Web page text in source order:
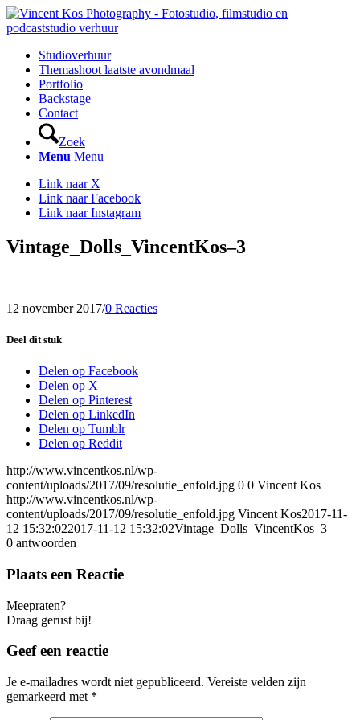
Studioverhuur
Themashoot laatste avondmaal
Portfolio
Backstage
Contact
Zoek
Menu Menu
Link naar X
Link naar Facebook
Link naar Instagram
Vintage_Dolls_VincentKos–3
12 november 2017/0 Reacties
Deel dit stuk
Delen op Facebook
Delen op X
Delen op Pinterest
Delen op LinkedIn
Delen op Tumblr
Delen op Reddit
http://www.vincentkos.nl/wp-
content/uploads/2017/09/resolutie_enfold.jpg 0 0 Vincent Kos
http://www.vincentkos.nl/wp-
content/uploads/2017/09/resolutie_enfold.jpg Vincent Kos2017-11-
12 15:32:022017-11-12 15:32:02Vintage_Dolls_VincentKos–3
0 antwoorden
Plaats een Reactie
Meepraten?
Draag gerust bij!
Geef een reactie
Je e-mailadres wordt niet gepubliceerd. Vereiste velden zijn
gemarkeerd met *